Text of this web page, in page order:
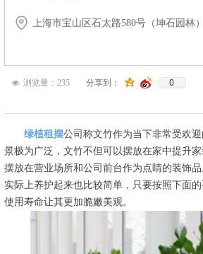
넶 浏览量： 235
上海市宝山区石太路580号（坤石园林）
绿植租摆公司称文竹作为当下非常受欢
景极为广泛，文竹不但可以摆放在家中提升
摆放在营业场所和公司前台作为点睛的装饰
实际上养护起来也比较简单，只要按照下面
使用寿命让其更加脆嫩美观。
分享到： 0